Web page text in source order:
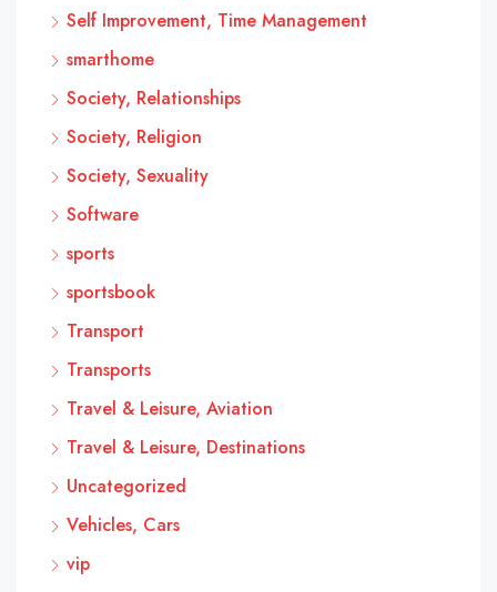
Self Improvement, Time Management
smarthome
Society, Relationships
Society, Religion
Society, Sexuality
Software
sports
sportsbook
Transport
Transports
Travel & Leisure, Aviation
Travel & Leisure, Destinations
Uncategorized
Vehicles, Cars
vip